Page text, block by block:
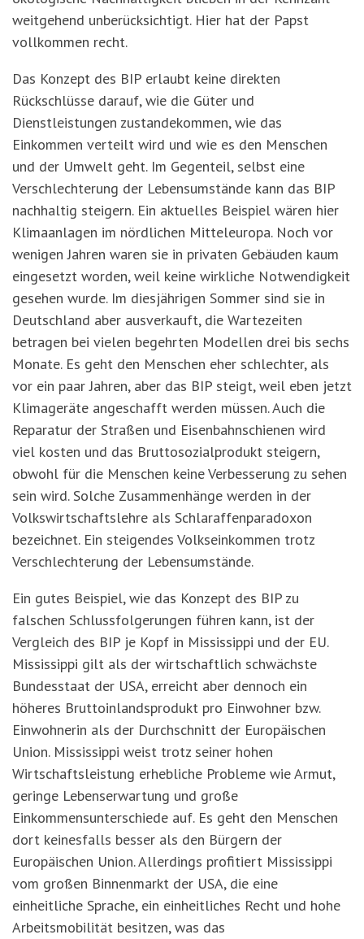
weitgehend unberücksichtigt. Hier hat der Papst
vollkommen recht.
Das Konzept des BIP erlaubt keine direkten
Rückschlüsse darauf, wie die Güter und
Dienstleistungen zustandekommen, wie das
Einkommen verteilt wird und wie es den Menschen
und der Umwelt geht. Im Gegenteil, selbst eine
Verschlechterung der Lebensumstände kann das BIP
nachhaltig steigern. Ein aktuelles Beispiel wären hier
Klimaanlagen im nördlichen Mitteleuropa. Noch vor
wenigen Jahren waren sie in privaten Gebäuden kaum
eingesetzt worden, weil keine wirkliche Notwendigkeit
gesehen wurde. Im diesjährigen Sommer sind sie in
Deutschland aber ausverkauft, die Wartezeiten
betragen bei vielen begehrten Modellen drei bis sechs
Monate. Es geht den Menschen eher schlechter, als
vor ein paar Jahren, aber das BIP steigt, weil eben jetzt
Klimageräte angeschafft werden müssen. Auch die
Reparatur der Straßen und Eisenbahnschienen wird
viel kosten und das Bruttosozialprodukt steigern,
obwohl für die Menschen keine Verbesserung zu sehen
sein wird. Solche Zusammenhänge werden in der
Volkswirtschaftslehre als Schlaraffenparadoxon
bezeichnet. Ein steigendes Volkseinkommen trotz
Verschlechterung der Lebensumstände.
Ein gutes Beispiel, wie das Konzept des BIP zu
falschen Schlussfolgerungen führen kann, ist der
Vergleich des BIP je Kopf in Mississippi und der EU.
Mississippi gilt als der wirtschaftlich schwächste
Bundesstaat der USA, erreicht aber dennoch ein
höheres Bruttoinlandsprodukt pro Einwohner bzw.
Einwohnerin als der Durchschnitt der Europäischen
Union. Mississippi weist trotz seiner hohen
Wirtschaftsleistung erhebliche Probleme wie Armut,
geringe Lebenserwartung und große
Einkommensunterschiede auf. Es geht den Menschen
dort keinesfalls besser als den Bürgern der
Europäischen Union. Allerdings profitiert Mississippi
vom großen Binnenmarkt der USA, die eine
einheitliche Sprache, ein einheitliches Recht und hohe
Arbeitsmobilität besitzen, was das